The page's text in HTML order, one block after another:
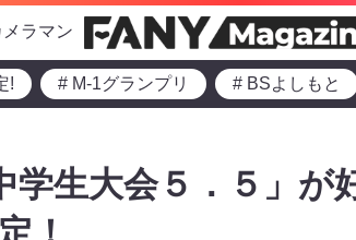
ラマン
! # M-1グランプリ # BSよしもと
学生大会５．５」が